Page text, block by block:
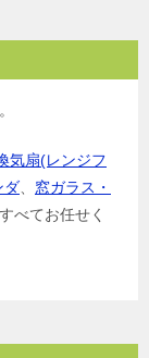
気扇(レンジフ
ダ、 窓ガラス・
べてお任せく